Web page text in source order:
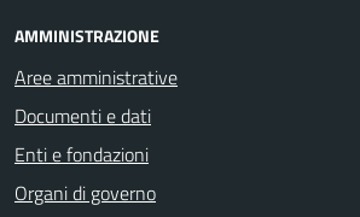
AMMINISTRAZIONE
Aree amministrative
Documenti e dati
Enti e fondazioni
Organi di governo